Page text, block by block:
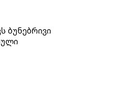
ბუნებრივი